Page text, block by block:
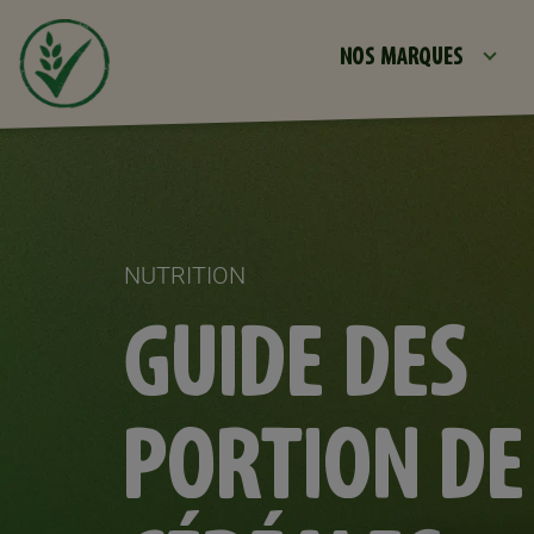
NOS MARQUES
NUTRITION
GUIDE DES
PORTION DE